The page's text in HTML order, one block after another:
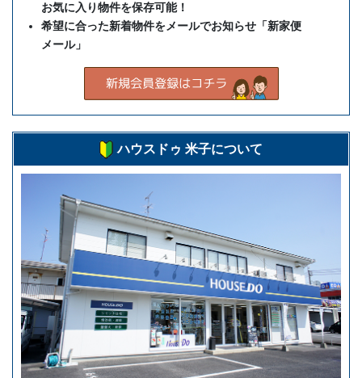
お気に入り物件を保存可能！
希望に合った新着物件をメールでお知らせ「新家便
メール」
ハウスドゥ 米子について